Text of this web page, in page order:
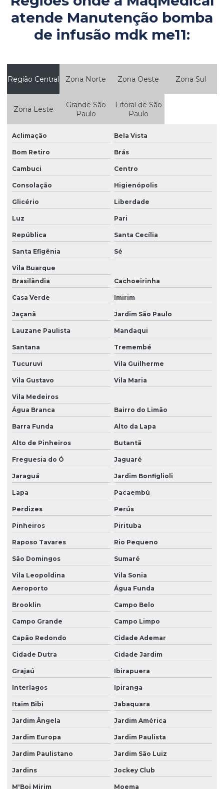
Consultoria em parque tecnológico hospitalar
Controle de equipamentos médicos
Controle de qualidade em equipamentos médicos
Empresas de equipamentos hospitalares
Empresas de equipamentos médicos
Empresas de equipamentos medicos hospitalares
Engenharia clínica para clínicas médicas
Engenharia clínica especializada
Engenharia clínica para hospitais
Engenharia clínica hospitalar
Equipamentos médicos
Equipamentos médicos hospitalares
Equipo bomba de infusão
Equipo bomba mdk
Equipo bomba mdk no espírito santo
Equipo bomba mdk em são paulo
Equipo bomba mdk em sp
Equipo bomba mdk em vitória
Equipo de dieta para bomba
Equipo de dieta para bomba mdk
Equipo de dieta para bomba mdk no espírito santo
Equipo de dieta para bomba mdk em são paulo
Equipo de dieta para bomba mdk em sp
Equipo de dieta para bomba mdk em vitória
Equipo fotossensível para bomba
Equipo fotossensível para bomba de infusão
Equipo fotossensível para bomba de infusão universal
Equipo fotossensível para bomba mdk
Equipo fotossensível para bomba mdk no espírito santo
Equipo fotossensível para bomba mdk em são paulo
Equipo fotossensível para bomba mdk em sp
Equipo fotossensível para bomba mdk em vitória
Equipo universal para bomba de infusão
Equipo universal para bomba de infusão mdk
Gerenciamento de equipamentos médicos
Gerenciamento de parque tecnológico
Gestão eficiente de equipamentos hospitalares
Gestão de engenharia clínica hospitalar
Gestão estratégica de parque tecnológico hospitalar
atende Manutenção bomba
de infusão mdk me11:
Região Central Zona Norte Zona Oeste Zona Sul
Zona Leste
Grande São
Paulo
Litoral de São
Paulo
Aclimação Bela Vista
Bom Retiro Brás
Cambuci Centro
Consolação Higienópolis
Glicério Liberdade
Luz Pari
República Santa Cecília
Santa Efigênia Sé
Vila Buarque
Brasilândia
Cachoeirinha
Casa Verde Imirim
Jaçanã Jardim São Paulo
Lauzane Paulista Mandaqui
Santana Tremembé
Tucuruvi Vila Guilherme
Vila Gustavo Vila Maria
Vila Medeiros
Água Branca
Bairro do Limão
Barra Funda Alto da Lapa
Alto de Pinheiros Butantã
Freguesia do Ó Jaguaré
Jaraguá Jardim Bonfiglioli
Lapa Pacaembú
Perdizes Perús
Pinheiros Pirituba
Raposo Tavares Rio Pequeno
São Domingos Sumaré
Vila Leopoldina
Vila Sonia
Aeroporto
Água Funda
Brooklin Campo Belo
Campo Grande Campo Limpo
Capão Redondo Cidade Ademar
Cidade Dutra Cidade Jardim
Grajaú Ibirapuera
Interlagos Ipiranga
Itaim Bibi Jabaquara
Jardim Ângela Jardim América
Jardim Europa Jardim Paulista
Jardim Paulistano Jardim São Luiz
Jardins Jockey Club
M'Boi Mirim Moema